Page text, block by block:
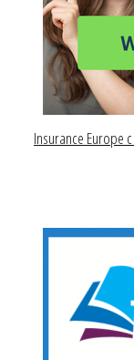
Insurance Europe